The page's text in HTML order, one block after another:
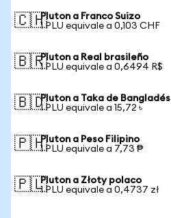
🇨🇭Pluton a Franco Suizo
1 PLU equivale a 0,103 CHF
🇧🇷Pluton a Real brasileño
1 PLU equivale a 0,6494 R$
🇧🇩Pluton a Taka de Bangladés
1 PLU equivale a 15,72 ৳
🇵🇭Pluton a Peso Filipino
1 PLU equivale a 7,73 ₱
🇵🇱Pluton a Złoty polaco
1 PLU equivale a 0,4737 zł